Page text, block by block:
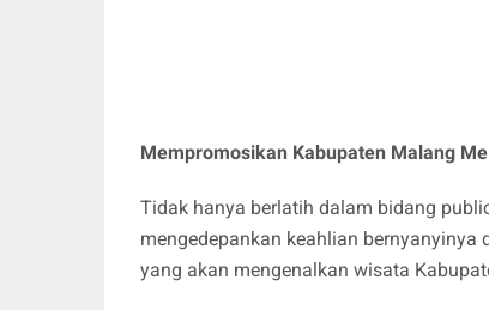
Mempromosikan Kabupaten Malang
Tidak hanya berlatih dalam bidang
mengedepankan keahlian
yang akan mengenalkan wisata